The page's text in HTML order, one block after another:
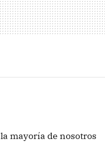
mayoría de nosotros